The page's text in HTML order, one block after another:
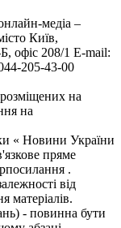
медіа –
Київ,
208/1 E-mail:
205-43-00
на
на
« Новини України
пряме
.
від
матеріалів.
- повинна бути